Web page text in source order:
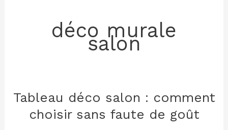
déco murale
salon
Tableau déco salon : comment
choisir sans faute de goût
Tableau
salon